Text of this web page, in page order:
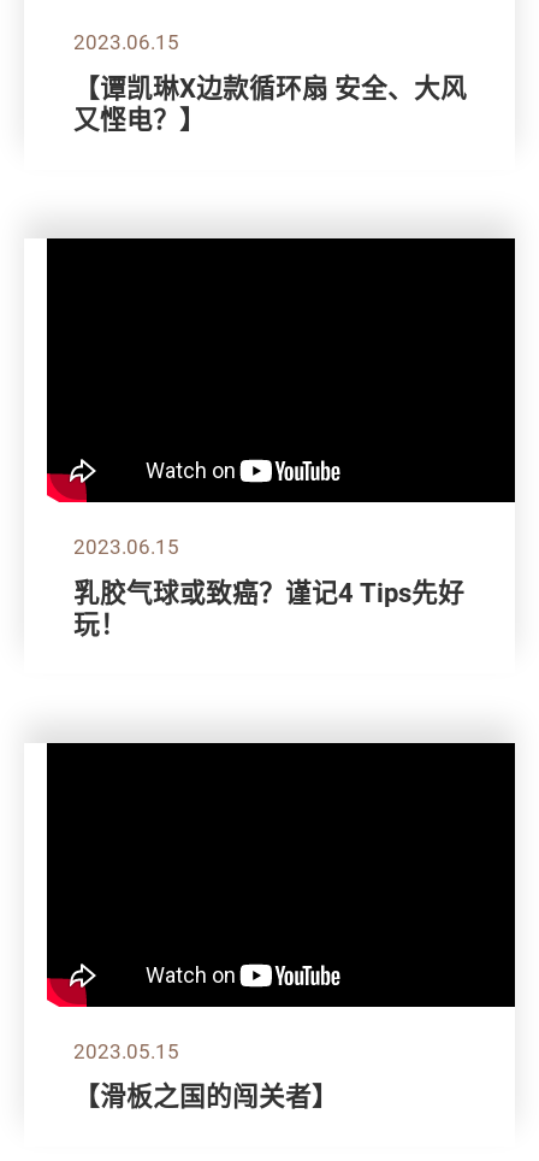
2023.06.15
【谭凯琳X边款循环扇 安全、大风
又悭电？】
2023.06.15
乳胶气球或致癌？谨记4 Tips先好
玩！
2023.05.15
【滑板之国的闯关者】